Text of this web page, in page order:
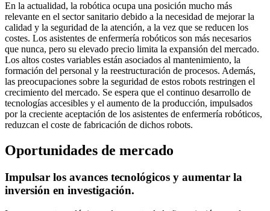
En la actualidad, la robótica ocupa una posición mucho más
relevante en el sector sanitario debido a la necesidad de mejorar la
calidad y la seguridad de la atención, a la vez que se reducen los
costes. Los asistentes de enfermería robóticos son más necesarios
que nunca, pero su elevado precio limita la expansión del mercado.
Los altos costes variables están asociados al mantenimiento, la
formación del personal y la reestructuración de procesos. Además,
las preocupaciones sobre la seguridad de estos robots restringen el
crecimiento del mercado. Se espera que el continuo desarrollo de
tecnologías accesibles y el aumento de la producción, impulsados ​​
por la creciente aceptación de los asistentes de enfermería robóticos,
reduzcan el coste de fabricación de dichos robots.
Oportunidades de mercado
Impulsar los avances tecnológicos y aumentar la
inversión en investigación.